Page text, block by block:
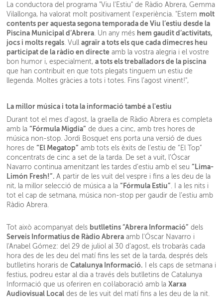
La conductora del programa "Viu l'Estiu" de Ràdio Abrera, Gemma
Vilallonga, ha valorat molt positivament l'experiència. "Estem molt
contents per aquesta segona temporada de Viu l’estiu desde la
Piscina Municipal d’Abrera. Un any més hem gaudit d’activitats,
jocs i molts regals. Vullagraïr a tots els que cada dimecres heu
participat de la ràdio en directe amb la vostra alegria i el vostre
bon humor i, especialment,a tots els treballadors de la piscina
que han contribuit en que tots plegats tinguem un estiu de
llegenda. Moltes gràcies a tots i totes. Fins l’agost vinent!",
La millor música i tota la informació també a l'estiu
Durant tot el mes d'agost, la graella de Ràdio Abrera es completa
amb la“Fórmula Migdia” de dues a cinc, amb tres hores de
música non-stop. Jordi Bosquet ens porta una versió de dues
hores de“El Megatop” amb tots els èxits de l’estiu de “El Top”
concentrats de cinc a set de la tarda. De set a vuit, l’Óscar
Navarro continua amenitzant les tardes d’estiu amb el seu“Lima-
Limón Fresh!”.A partir de les vuit del vespre i fins a les deu de la
nit, la millor selecció de música a la“Fórmula Estiu”. I a les nits i
tot el cap de setmana, música non-stop per gaudir de l’estiu amb
Ràdio Abrera.
Tot això acompanyat dels butlletins “Abrera Informació” dels
Serveis Informatius de Ràdio Abrera amb l'Óscar Navarro i
l'Anabel Gómez: del 29 de juliol al 30 d’agost, els trobaràs cada
hora des de les deu del matí fins les set de la tarda, després dels
butlletins horaris deCatalunya Informació. I els caps de setmana i
festius, podreu estar al dia a través dels butlletins de Catalunya
Informació que us oferiren en col·laboració amb laXarxa
Audiovisual Local des de les vuit del matí fins a les deu de la nit.